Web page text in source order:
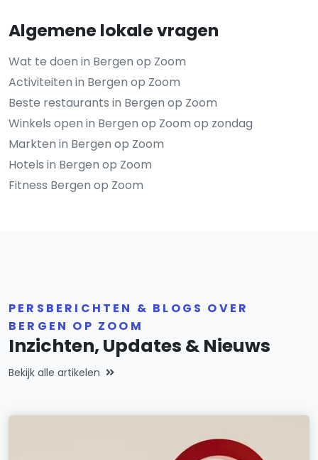
Algemene lokale vragen
Wat te doen in Bergen op Zoom
Activiteiten in Bergen op Zoom
Beste restaurants in Bergen op Zoom
Winkels open in Bergen op Zoom op zondag
Markten in Bergen op Zoom
Hotels in Bergen op Zoom
Fitness Bergen op Zoom
PERSBERICHTEN & BLOGS OVER
BERGEN OP ZOOM
Inzichten, Updates & Nieuws
Bekijk alle artikelen